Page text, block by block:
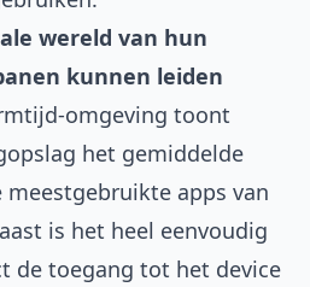
wereld van hun
kunnen leiden
omgeving toont
het gemiddelde
meestgebruikte apps van
is het heel eenvoudig
de toegang tot het device